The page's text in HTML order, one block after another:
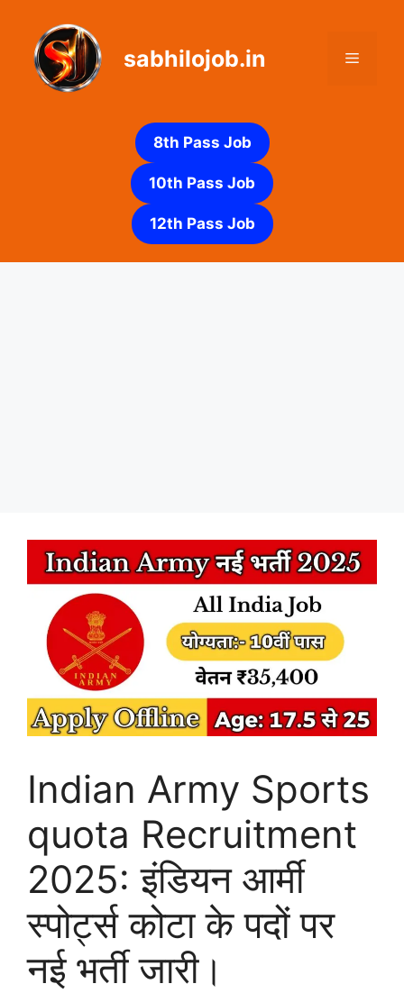
content
sabhilojob.in Menu
8th Pass Job
10th Pass Job
12th Pass Job
Indian Army Sports
quota Recruitment
2025: इंडियन आर्मी
स्पोर्ट्स कोटा के पदों पर
नई भर्ती जारी।